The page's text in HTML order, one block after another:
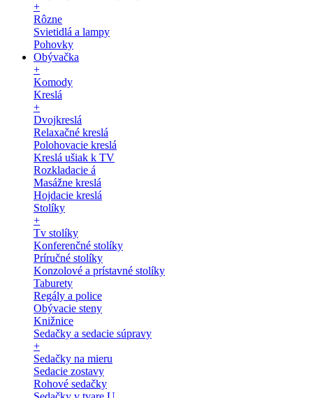
+
Rôzne
Svietidlá a lampy
Pohovky
Obývačka
+
Komody
Kreslá
+
Dvojkreslá
Relaxačné kreslá
Polohovacie kreslá
Kreslá ušiak k TV
Rozkladacie á
Masážne kreslá
Hojdacie kreslá
Stolíky
+
Tv stolíky
Konferenčné stolíky
Príručné stolíky
Konzolové a prístavné stolíky
Taburety
Regály a police
Obývacie steny
Knižnice
Sedačky a sedacie súpravy
+
Sedačky na mieru
Sedacie zostavy
Rohové sedačky